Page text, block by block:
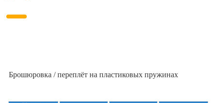
Брошюровка / переплёт на пластиковых пружинах